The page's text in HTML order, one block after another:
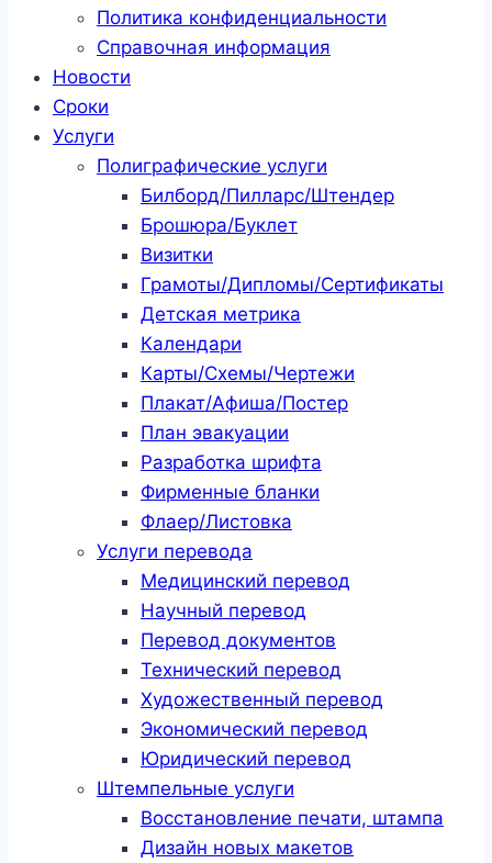
Политика конфиденциальности
Справочная информация
Новости
Сроки
Услуги
Полиграфические услуги
Билборд/Пилларс/Штендер
Брошюра/Буклет
Визитки
Грамоты/Дипломы/Сертификаты
Детская метрика
Календари
Карты/Схемы/Чертежи
Плакат/Афиша/Постер
План эвакуации
Разработка шрифта
Фирменные бланки
Флаер/Листовка
Услуги перевода
Медицинский перевод
Научный перевод
Перевод документов
Технический перевод
Художественный перевод
Экономический перевод
Юридический перевод
Штемпельные услуги
Восстановление печати, штампа
Дизайн новых макетов